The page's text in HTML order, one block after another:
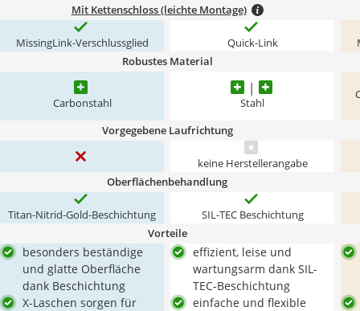
Mit Kettenschloss (leichte Montage)
MissingLink-Verschlussglied Quick-Link
Robustes Material
Carbonstahl Stahl
Vorgegebene Laufrichtung
keine Herstellerangabe
Oberflächenbehandlung
Titan-Nitrid-Gold-Beschichtung SIL-TEC Beschichtung
Vorteile
besonders beständige
und glatte Oberfläche
dank Beschichtung
X-Laschen sorgen für
effizient, leise und
wartungsarm dank SIL-
TEC-Beschichtung
einfache und flexible